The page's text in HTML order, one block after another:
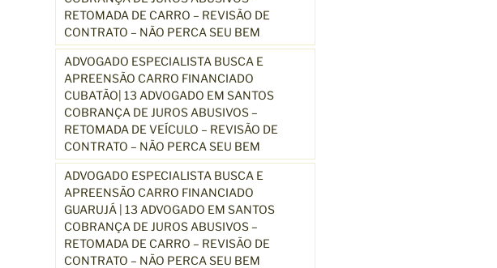
RETOMADA DE CARRO – REVISÃO DE
CONTRATO – NÃO PERCA SEU BEM
ADVOGADO ESPECIALISTA BUSCA E
APREENSÃO CARRO FINANCIADO
CUBATÃO| 13 ADVOGADO EM SANTOS
COBRANÇA DE JUROS ABUSIVOS –
RETOMADA DE VEÍCULO – REVISÃO DE
CONTRATO – NÃO PERCA SEU BEM
ADVOGADO ESPECIALISTA BUSCA E
APREENSÃO CARRO FINANCIADO
GUARUJÁ | 13 ADVOGADO EM SANTOS
COBRANÇA DE JUROS ABUSIVOS –
RETOMADA DE CARRO – REVISÃO DE
CONTRATO – NÃO PERCA SEU BEM